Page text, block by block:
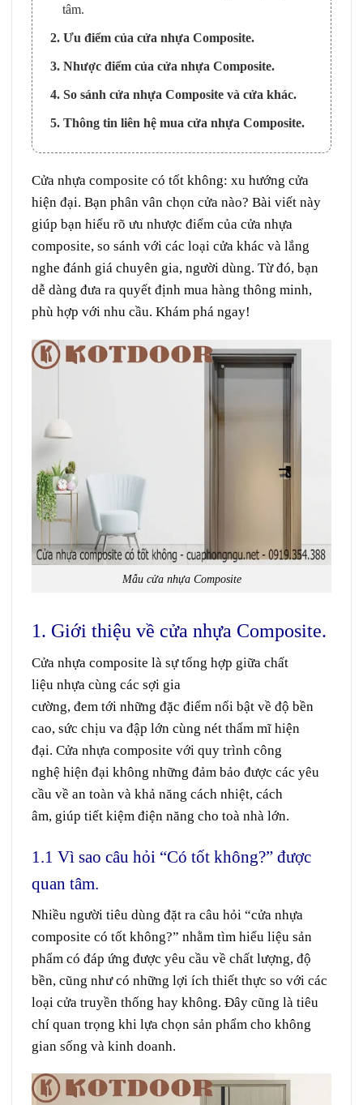
tâm.
2. Ưu điểm của cửa nhựa Composite.
3. Nhược điểm của cửa nhựa Composite.
4. So sánh cửa nhựa Composite và cửa khác.
5. Thông tin liên hệ mua cửa nhựa Composite.
Cửa nhựa composite có tốt không: xu hướng cửa
hiện đại. Bạn phân vân chọn cửa nào? Bài viết này
giúp bạn hiểu rõ ưu nhược điểm của cửa nhựa
composite, so sánh với các loại cửa khác và lắng
nghe đánh giá chuyên gia, người dùng. Từ đó, bạn
dễ dàng đưa ra quyết định mua hàng thông minh,
phù hợp với nhu cầu. Khám phá ngay!
Mẫu cửa nhựa Composite
1. Giới thiệu về cửa nhựa Composite.
Cửa nhựa composite là sự tổng hợp giữa chất
liệu nhựa cùng các sợi gia
cường, đem tới những đặc điểm nổi bật về độ bền
cao, sức chịu va đập lớn cùng nét thẩm mĩ hiện
đại. Cửa nhựa composite với quy trình công
nghệ hiện đại không những đảm bảo được các yêu
cầu về an toàn và khả năng cách nhiệt, cách
âm, giúp tiết kiệm điện năng cho toà nhà lớn.
1.1 Vì sao câu hỏi “Có tốt không?” được
quan tâm.
Nhiều người tiêu dùng đặt ra câu hỏi “cửa nhựa
composite có tốt không?” nhằm tìm hiểu liệu sản
phẩm có đáp ứng được yêu cầu về chất lượng, độ
bền, cũng như có những lợi ích thiết thực so với các
loại cửa truyền thống hay không. Đây cũng là tiêu
chí quan trọng khi lựa chọn sản phẩm cho không
gian sống và kinh doanh.